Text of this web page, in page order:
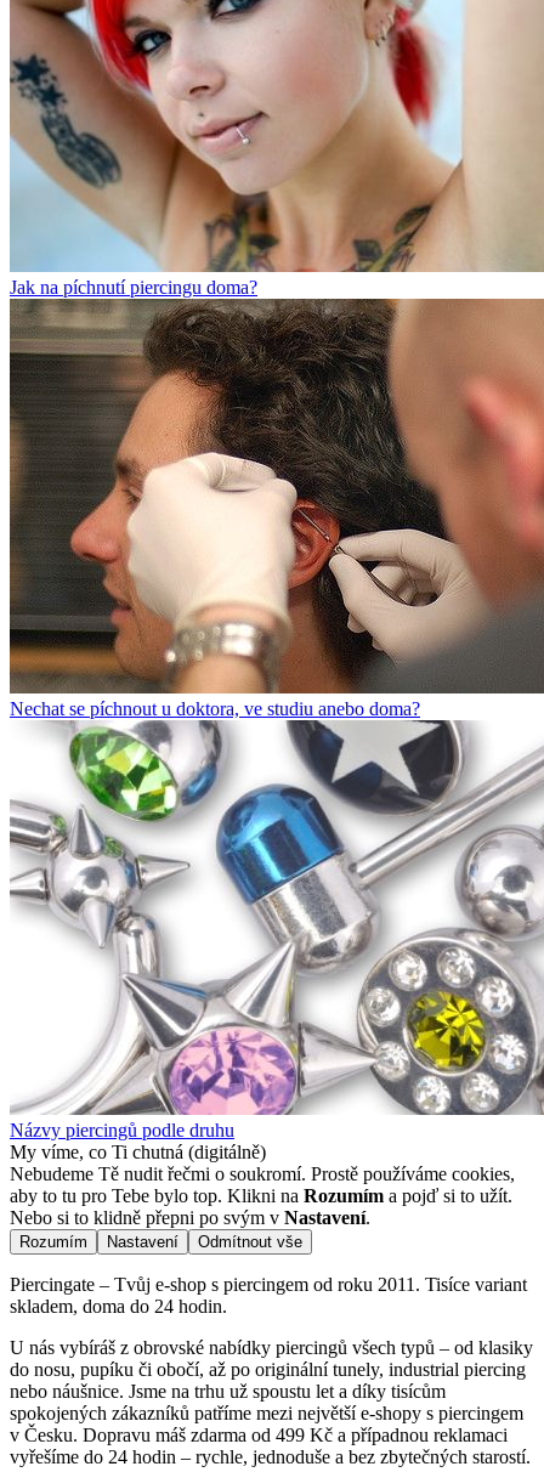
Jak na píchnutí piercingu doma?
Nechat se píchnout u doktora, ve studiu anebo doma?
Názvy piercingů podle druhu
My víme, co Ti chutná (digitálně)
Nebudeme Tě nudit řečmi o soukromí. Prostě používáme cookies,
aby to tu pro Tebe bylo top. Klikni na Rozumím a pojď si to užít.
Nebo si to klidně přepni po svým v Nastavení.
Rozumím Nastavení Odmítnout vše
Piercingate – Tvůj e-shop s piercingem od roku 2011. Tisíce variant
skladem, doma do 24 hodin.
U nás vybíráš z obrovské nabídky piercingů všech typů – od klasiky
do nosu, pupíku či obočí, až po originální tunely, industrial piercing
nebo náušnice. Jsme na trhu už spoustu let a díky tisícům
spokojených zákazníků patříme mezi největší e-shopy s piercingem
v Česku. Dopravu máš zdarma od 499 Kč a případnou reklamaci
vyřešíme do 24 hodin – rychle, jednoduše a bez zbytečných starostí.